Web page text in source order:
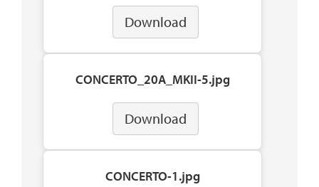
Download
CONCERTO_20A_MKII-5.jpg
Download
CONCERTO-1.jpg